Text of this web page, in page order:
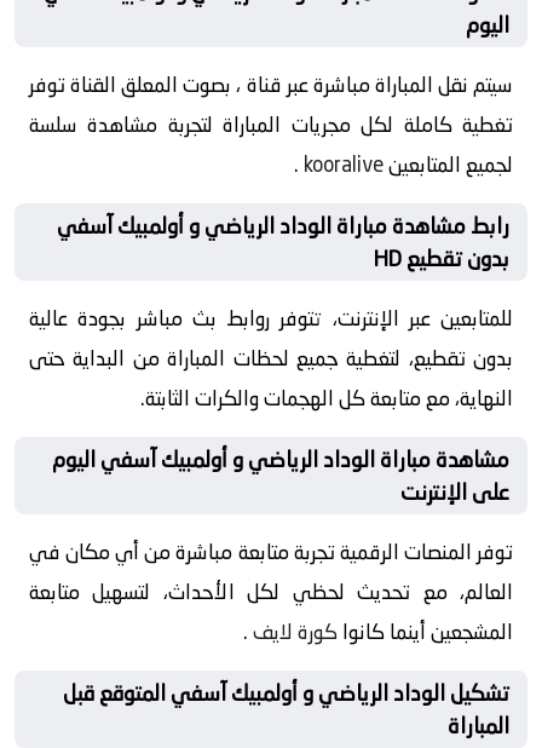
اليوم
سيتم نقل المباراة مباشرة عبر قناة ، بصوت المعلق القناة توفر
تغطية كاملة لكل مجريات المباراة لتجربة مشاهدة سلسة
لجميع المتابعينkooralive
.
رابط مشاهدة مباراة الوداد الرياضي و أولمبيك آسفي
بدون تقطيع HD
للمتابعين عبر الإنترنت، تتوفر روابط بث مباشر بجودة عالية
بدون تقطيع، لتغطية جميع لحظات المباراة من البداية حتى
النهاية، مع متابعة كل الهجمات والكرات الثابتة.
مشاهدة مباراة الوداد الرياضي و أولمبيك آسفي اليوم
على الإنترنت
توفر المنصات الرقمية تجربة متابعة مباشرة من أي مكان في
العالم، مع تحديث لحظي لكل الأحداث، لتسهيل متابعة
المشجعين أينما كانواكورة لايف.
تشكيل الوداد الرياضي و أولمبيك آسفي المتوقع قبل
المباراة